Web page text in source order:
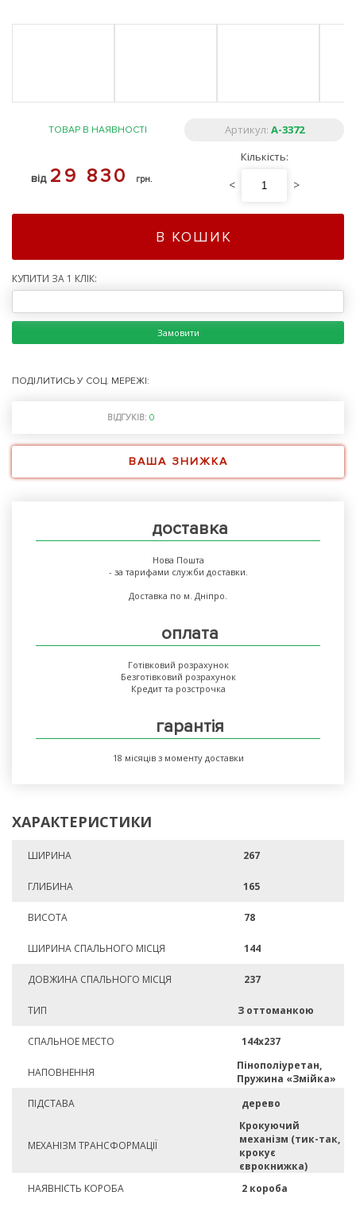
ТОВАР В НАЯВНОСТІ Артикул: A-3372
від 29 830 грн.
Кількість:
< >
В КОШИК
КУПИТИ ЗА 1 КЛІК:
Замовити
ПОДІЛИТИСЬ У СОЦ. МЕРЕЖІ:
ВІДГУКІВ: 0
ВАША ЗНИЖКА
доставка
Нова Пошта
- за тарифами служби доставки.
Доставка по м. Дніпро.
оплата
Готівковий розрахунок
Безготівковий розрахунок
Кредит та розстрочка
гарантія
18 місяців з моменту доставки
ХАРАКТЕРИСТИКИ
ШИРИНА 267
ГЛИБИНА 165
ВИСОТА 78
ШИРИНА СПАЛЬНОГО МІСЦЯ 144
ДОВЖИНА СПАЛЬНОГО МІСЦЯ 237
ТИП З оттоманкою
СПАЛЬНОЕ МЕСТО 144х237
НАПОВНЕННЯ
Пінополіуретан,
Пружина «Змійка»
ПІДСТАВА
дерево
МЕХАНІЗМ ТРАНСФОРМАЦІЇ
Крокуючий
механізм (тик-так,
крокує
єврокнижка)
НАЯВНІСТЬ КОРОБА
2 короба